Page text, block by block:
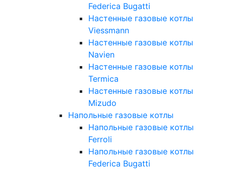
Federica Bugatti
Настенные газовые котлы
Viessmann
Настенные газовые котлы
Navien
Настенные газовые котлы
Termica
Настенные газовые котлы
Mizudo
Напольные газовые котлы
Напольные газовые котлы
Ferroli
Напольные газовые котлы
Federica Bugatti